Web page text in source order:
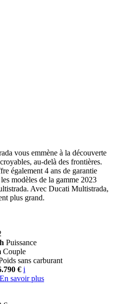
vous emmène à la découverte
au-delà des frontières.
également 4 ans de garantie
modèles de la gamme 2023
Avec Ducati Multistrada,
plus grand.
Puissance
Couple
sans carburant
€ i
En savoir plus